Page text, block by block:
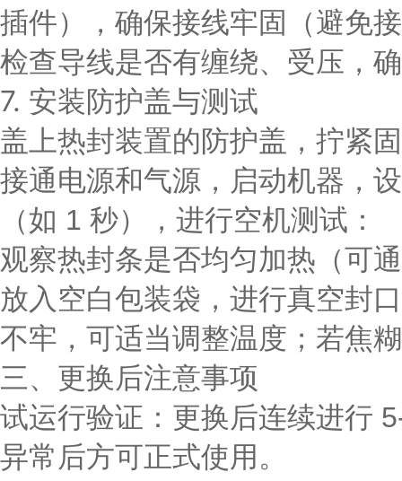
插件），确保接线牢固（避免
检查导线是否有缠绕、受压，
7. 安装防护盖与测试
盖上热封装置的防护盖，拧紧
接通电源和气源，启动机器，
（如 1 秒），进行空机测试：
观察热封条是否均匀加热（可
放入空白包装袋，进行真空封
不牢，可适当调整温度；若焦
三、更换后注意事项
试运行验证 ：更换后连续进行
异常后方可正式使用。